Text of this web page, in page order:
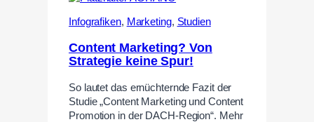
Infografiken, Marketing, Studien
Content Marketing? Von
Strategie keine Spur!
So lautet das ernüchternde Fazit der
Studie „Content Marketing und Content
Promotion in der DACH-Region“. Mehr